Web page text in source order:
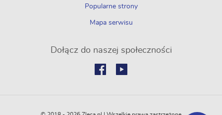
Popularne strony
Mapa serwisu
Dołącz do naszej społeczności